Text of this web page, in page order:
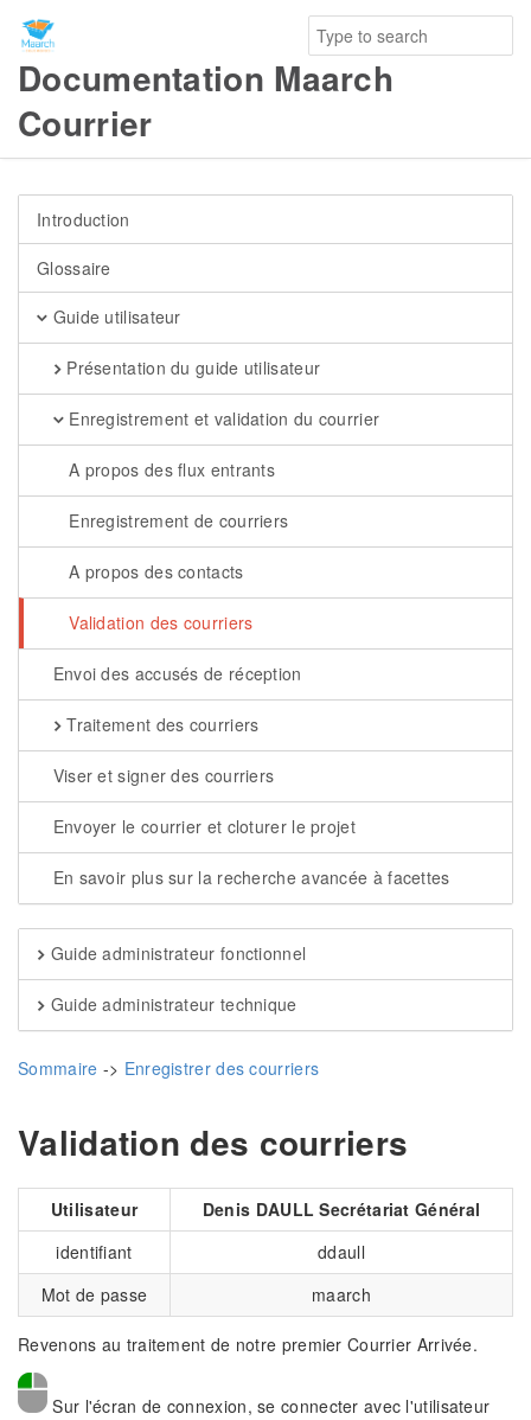
Documentation Maarch
Courrier
Introduction
Glossaire
Guide utilisateur
Présentation du guide utilisateur
Enregistrement et validation du courrier
A propos des flux entrants
Enregistrement de courriers
A propos des contacts
Validation des courriers
Envoi des accusés de réception
Traitement des courriers
Viser et signer des courriers
Envoyer le courrier et cloturer le projet
En savoir plus sur la recherche avancée à facettes
Guide administrateur fonctionnel
Guide administrateur technique
Sommaire -> Enregistrer des courriers
Validation des courriers
Utilisateur
Denis DAULL Secrétariat Général
identifiant
ddaull
Mot de passe
maarch
Revenons au traitement de notre premier Courrier Arrivée.
Sur l'écran de connexion, se connecter avec l'utilisateur